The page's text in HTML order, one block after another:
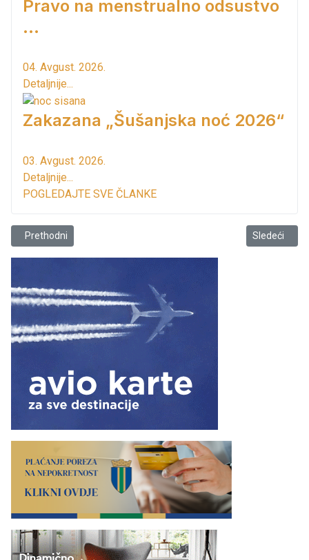
Pravo na menstrualno odsustvo
...
04. Avgust. 2026.
Detaljnije...
Zakazana „Šušanjska noć 2026“
03. Avgust. 2026.
Detaljnije...
POGLEDAJTE SVE ČLANKE
Prethodni članak: Turizam & statistika
Prethodni Sledeći
Sledeći